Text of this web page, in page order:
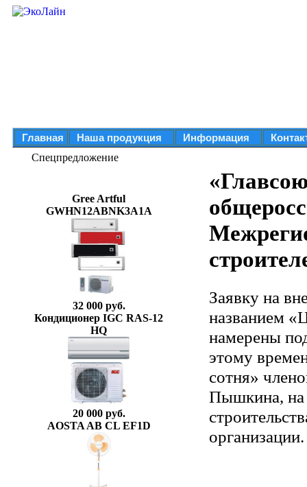
Главная Наша продукция Информация
Спецпредложение
Gree Artful
GWHN12ABNK3A1A
32 000 руб.
Кондиционер IGC RAS-12
HQ
20 000 руб.
AOSTA AB CL EF1D
Заявку на
названием
намерены
этому
сотня»
Пышкина, на
организации.